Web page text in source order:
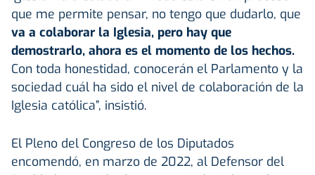
que me permite pensar, no tengo que dudarlo, que
va a colaborar la Iglesia, pero hay que
demostrarlo, ahora es el momento de los hechos.
Con toda honestidad, conocerán el Parlamento y la
sociedad cuál ha sido el nivel de colaboración de la
Iglesia católica”, insistió.
El Pleno del Congreso de los Diputados
encomendó, en marzo de 2022, al Defensor del